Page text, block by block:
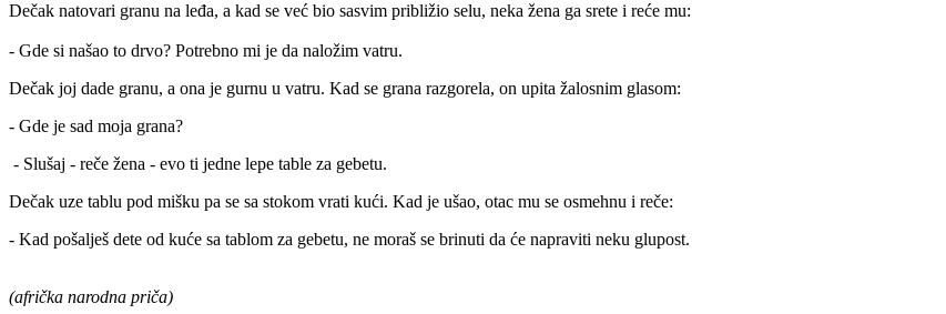
Dečak natovari granu na leđa, a kad se već bio sasvim približio selu, neka žena ga srete i reće mu:
- Gde si našao to drvo? Potrebno mi je da naložim vatru.
Dečak joj dade granu, a ona je gurnu u vatru. Kad se grana razgorela, on upita žalosnim glasom:
- Gde je sad moja grana?
- Slušaj - reče žena - evo ti jedne lepe table za gebetu.
Dečak uze tablu pod mišku pa se sa stokom vrati kući. Kad je ušao, otac mu se osmehnu i reče:
- Kad pošalješ dete od kuće sa tablom za gebetu, ne moraš se brinuti da će napraviti neku glupost.
(afrička narodna priča)